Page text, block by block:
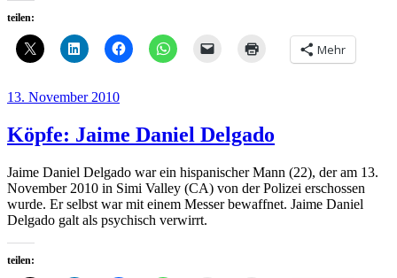
teilen:
Mehr
Veröffentlicht
13. November 2010
Köpfe: Jaime Daniel Delgado
Jaime Daniel Delgado war ein hispanischer Mann (22), der am 13.
November 2010 in Simi Valley (CA) von der Polizei erschossen
wurde. Er selbst war mit einem Messer bewaffnet. Jaime Daniel
Delgado galt als psychisch verwirrt.
teilen: